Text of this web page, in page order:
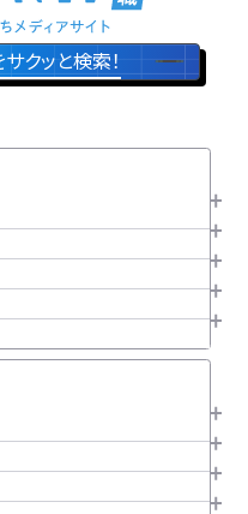
利用規約
クッと検索！